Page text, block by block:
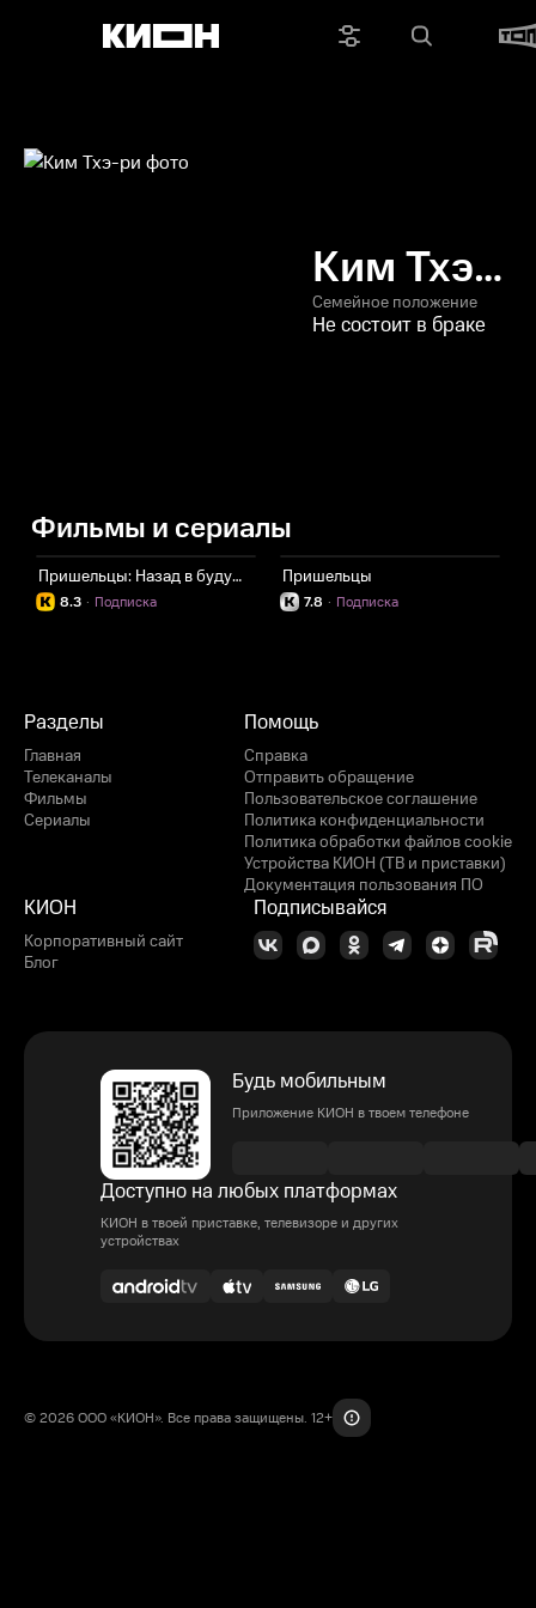
Ким Тхэ-
ри
Семейное положение
Не состоит в браке
Фильмы и сериалы
Пришельцы: Назад в будущее
8.3 Подписка
·
Пришельцы
7.8 Подписка
·
Разделы
Главная
Телеканалы
Фильмы
Сериалы
Помощь
Справка
Отправить обращение
Пользовательское соглашение
Политика конфиденциальности
Политика обработки файлов cookie
Устройства КИОН (ТВ и приставки)
Документация пользования ПО
КИОН
Корпоративный сайт
Блог
Подписывайся
Будь мобильным
Приложение КИОН в твоем телефоне
Доступно на любых платформах
КИОН в твоей приставке, телевизоре и других
устройствах
© 2026 ООО «КИОН». Все права защищены. 12+